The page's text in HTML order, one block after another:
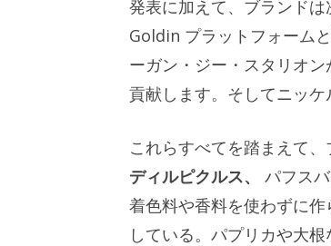
発表に加えて、ブランドは
Goldin プラットフォーム
ーガン・ジー・スタリオ
貢献します。そしてニッケ
これらすべてを踏まえて
ディルピクルス、
パフス
着色料や香料を使わずに
している。パプリカや大